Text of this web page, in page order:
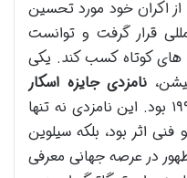
اکران خود مورد تحسین
قرار گرفت و توانست
های کوتاه کسب کند. یکی
نامزدی جایزه اسکار
بهترین انیمیشن کوتاه در سال ۱۹۹۸ بود. این نامزدی نه تنها
اثر بود، بلکه سیلوین
در عرصه جهانی معرفی